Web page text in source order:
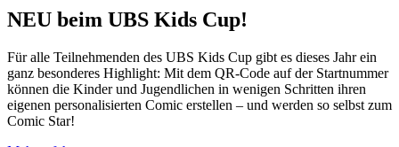
NEU beim UBS Kids Cup!
Für alle Teilnehmenden des UBS Kids Cup gibt es dieses Jahr ein
ganz besonderes Highlight: Mit dem QR-​Code auf der Startnummer
können die Kinder und Jugendlichen in wenigen Schritten ihren
eigenen personalisierten Comic erstellen – und werden so selbst zum
Comic Star!